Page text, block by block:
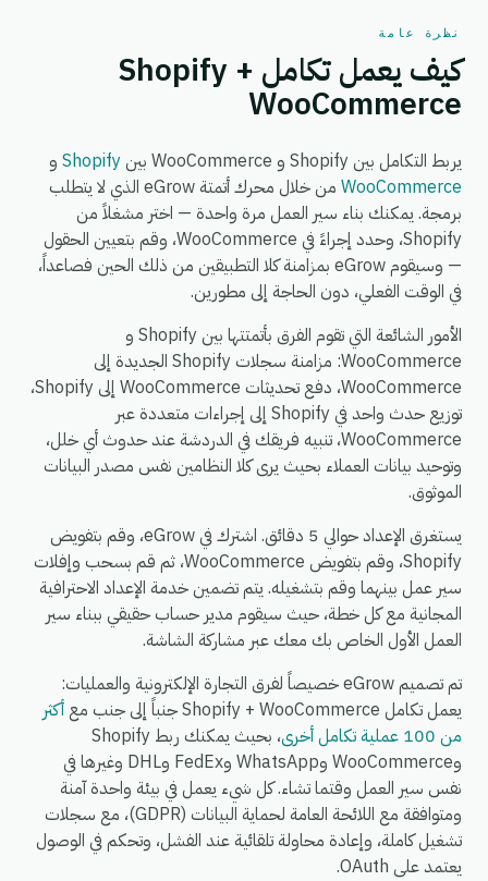
نظرة عامة
كيف يعمل تكامل Shopify +
WooCommerce
يربط التكامل بين Shopify و WooCommerce بين Shopify و
WooCommerce
من خلال محرك أتمتة eGrow الذي لا يتطلب
برمجة. يمكنك بناء سير العمل مرة واحدة — اختر مشغلاً من
Shopify، وحدد إجراءً في WooCommerce، وقم بتعيين الحقول
— وسيقوم eGrow بمزامنة كلا التطبيقين من ذلك الحين فصاعداً،
في الوقت الفعلي، دون الحاجة إلى مطورين.
الأمور الشائعة التي تقوم الفرق بأتمتتها بين Shopify و
WooCommerce: مزامنة سجلات Shopify الجديدة إلى
WooCommerce، دفع تحديثات WooCommerce إلى Shopify،
توزيع حدث واحد في Shopify إلى إجراءات متعددة عبر
WooCommerce، تنبيه فريقك في الدردشة عند حدوث أي خلل،
وتوحيد بيانات العملاء بحيث يرى كلا النظامين نفس مصدر البيانات
الموثوق.
يستغرق الإعداد حوالي 5 دقائق. اشترك في eGrow، وقم بتفويض
Shopify، وقم بتفويض WooCommerce، ثم قم بسحب وإفلات
سير عمل بينهما وقم بتشغيله. يتم تضمين خدمة الإعداد الاحترافية
المجانية مع كل خطة، حيث سيقوم مدير حساب حقيقي ببناء سير
العمل الأول الخاص بك معك عبر مشاركة الشاشة.
تم تصميم eGrow خصيصاً لفرق التجارة الإلكترونية والعمليات:
يعمل تكامل Shopify + WooCommerce جنباً إلى جنب مع
أكثر
من 100 عملية تكامل أخرى
، بحيث يمكنك ربط Shopify
وWooCommerce وWhatsApp وFedEx وDHL وغيرها في
نفس سير العمل وقتما تشاء. كل شيء يعمل في بيئة واحدة آمنة
ومتوافقة مع اللائحة العامة لحماية البيانات (GDPR)، مع سجلات
تشغيل كاملة، وإعادة محاولة تلقائية عند الفشل، وتحكم في الوصول
يعتمد على OAuth.